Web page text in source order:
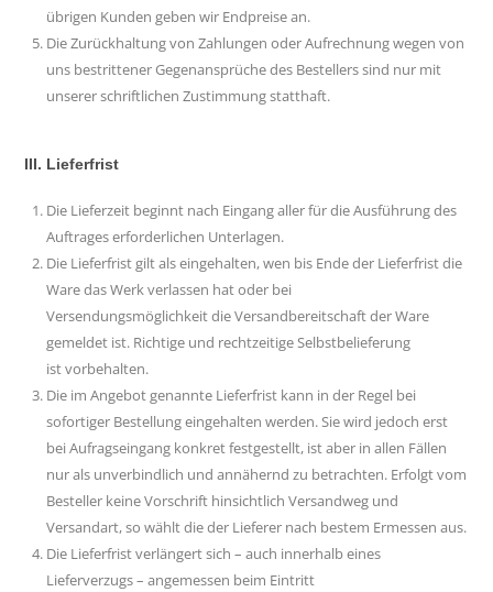
übrigen Kunden geben wir Endpreise an.
Die Zurückhaltung von Zahlungen oder Aufrechnung wegen von
uns bestrittener Gegenansprüche des Bestellers sind nur mit
unserer schriftlichen Zustimmung statthaft.
III. Lieferfrist
Die Lieferzeit beginnt nach Eingang aller für die Ausführung des
Auftrages erforderlichen Unterlagen.
Die Lieferfrist gilt als eingehalten, wen bis Ende der Lieferfrist die
Ware das Werk verlassen hat oder bei
Versendungsmöglichkeit die Versandbereitschaft der Ware
gemeldet ist. Richtige und rechtzeitige Selbstbelieferung
ist vorbehalten.
Die im Angebot genannte Lieferfrist kann in der Regel bei
sofortiger Bestellung eingehalten werden. Sie wird jedoch erst
bei Aufragseingang konkret festgestellt, ist aber in allen Fällen
nur als unverbindlich und annähernd zu betrachten. Erfolgt vom
Besteller keine Vorschrift hinsichtlich Versandweg und
Versandart, so wählt die der Lieferer nach bestem Ermessen aus.
Die Lieferfrist verlängert sich – auch innerhalb eines
Lieferverzugs – angemessen beim Eintritt